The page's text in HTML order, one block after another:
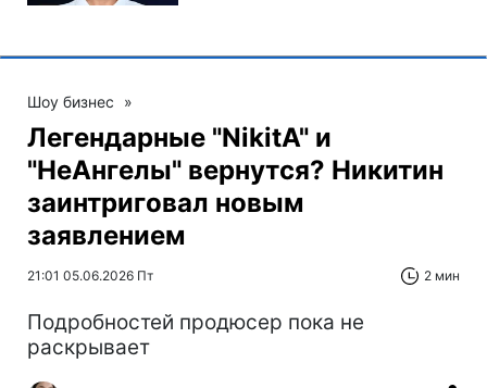
Шоу бизнес »
Легендарные "NikitA" и
"НеАнгелы" вернутся? Никитин
заинтриговал новым
заявлением
21:01 05.06.2026 Пт 2 мин
Подробностей продюсер пока не
раскрывает